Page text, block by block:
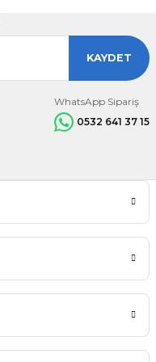
KAYDET
WhatsApp Sipariş
0532 641 37 15